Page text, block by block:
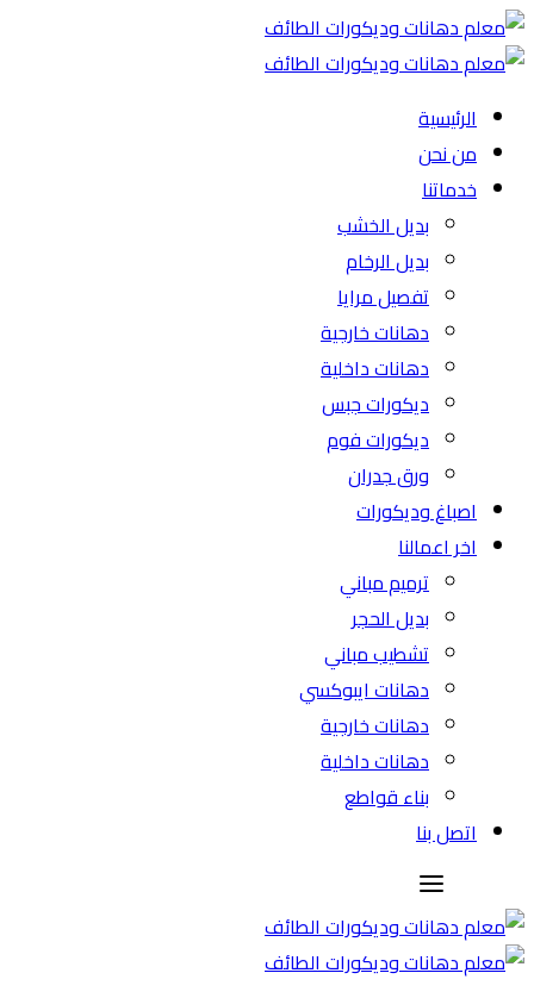
الرئيسية
من نحن
خدماتنا
بديل الخشب
بديل الرخام
تفصيل مرايا
دهانات خارجية
دهانات داخلية
ديكورات جبس
ديكورات فوم
ورق جدران
اصباغ وديكورات
اخر اعمالنا
ترميم مباني
بديل الحجر
تشطيب مباني
دهانات ايبوكسي
دهانات خارجية
دهانات داخلية
بناء قواطع
اتصل بنا